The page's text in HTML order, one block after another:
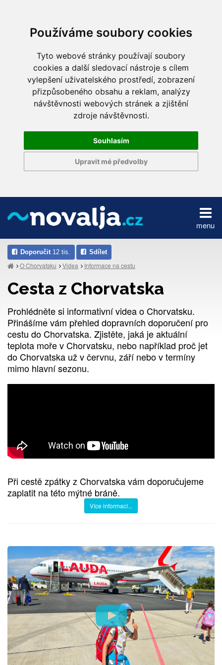
Používáme soubory cookies
Tyto webové stránky používají soubory
cookies a další sledovací nástroje s cílem
vylepšení uživatelského prostředí, zobrazení
přizpůsobeného obsahu a reklam, analýzy
návštěvnosti webových stránek a zjištění
zdroje návštěvnosti.
Souhlasím
Upravit mé předvolby
menu
Doporučit 12 tis. Sdílet
O Chorvatsku Videa Informace na cestu
Cesta z Chorvatska
Prohlédněte si informativní videa o Chorvatsku.
Přinášíme vám přehled dopravních doporučení pro
cestu do Chorvatska. Zjistěte, jaká je aktuální
teplota moře v Chorvatsku, nebo například proč jet
do Chorvatska už v červnu, září nebo v termíny
mimo hlavní sezonu.
Při cestě zpátky z Chorvatska vám doporučujeme
zaplatit na této mýtné bráně.
Více informací...